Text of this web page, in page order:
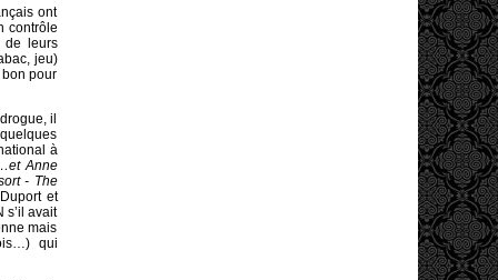
ont
contrôle
de leurs
jeu)
pour
il
à
Anne
- The
et
s’il avait
mais
qui